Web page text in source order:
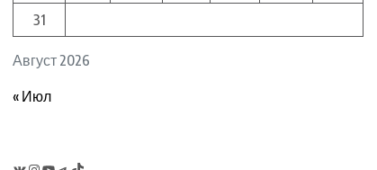
Август 2026
31
« Июл